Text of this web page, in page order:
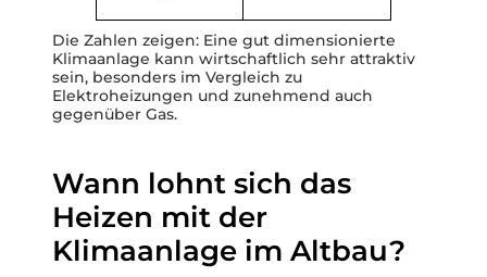
Die Zahlen zeigen: Eine gut dimensionierte
Klimaanlage kann wirtschaftlich sehr attraktiv
sein, besonders im Vergleich zu
Elektroheizungen und zunehmend auch
gegenüber Gas.
Wann lohnt sich das
Heizen mit der
Klimaanlage im Altbau?